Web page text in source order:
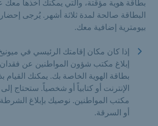
بطاقة هوية مؤقتة، والتي يمكنك أخذها معك
البطاقة صالحة لمدة ثلاثة أشهر. يُرجى
بيومترية إضافية معك.
إذا كان مكان إقامتك الرئيسي في
إبلاغ مكتب شؤون المواطنين عن
بطاقة الهوية الخاصة بك. يمكنك القيام
الإنترنت أو كتابياً أو شخصياً. ستحتاج
مكتب المواطنين. نوصيك بإبلاغ
أو السرقة.